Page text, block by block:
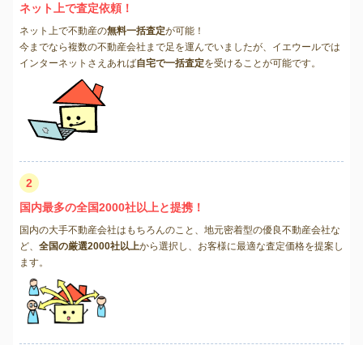
ネット上で査定依頼！
ネット上で不動産の無料一括査定が可能！
今までなら複数の不動産会社まで足を運んでいましたが、イエウールでは
インターネットさえあれば自宅で一括査定を受けることが可能です。
2
国内最多の全国2000社以上と提携！
国内の大手不動産会社はもちろんのこと、地元密着型の優良不動産会社な
ど、 全国の厳選2000社以上から選択し、お客様に最適な査定価格を提案し
ます。